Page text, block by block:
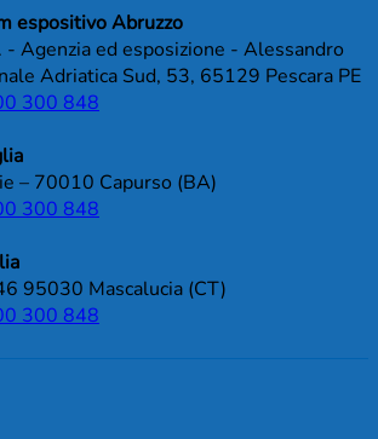
espositivo Abruzzo
- Agenzia ed esposizione - Alessandro
Adriatica Sud, 53, 65129 Pescara PE
300 848
– 70010 Capurso (BA)
300 848
95030 Mascalucia (CT)
300 848